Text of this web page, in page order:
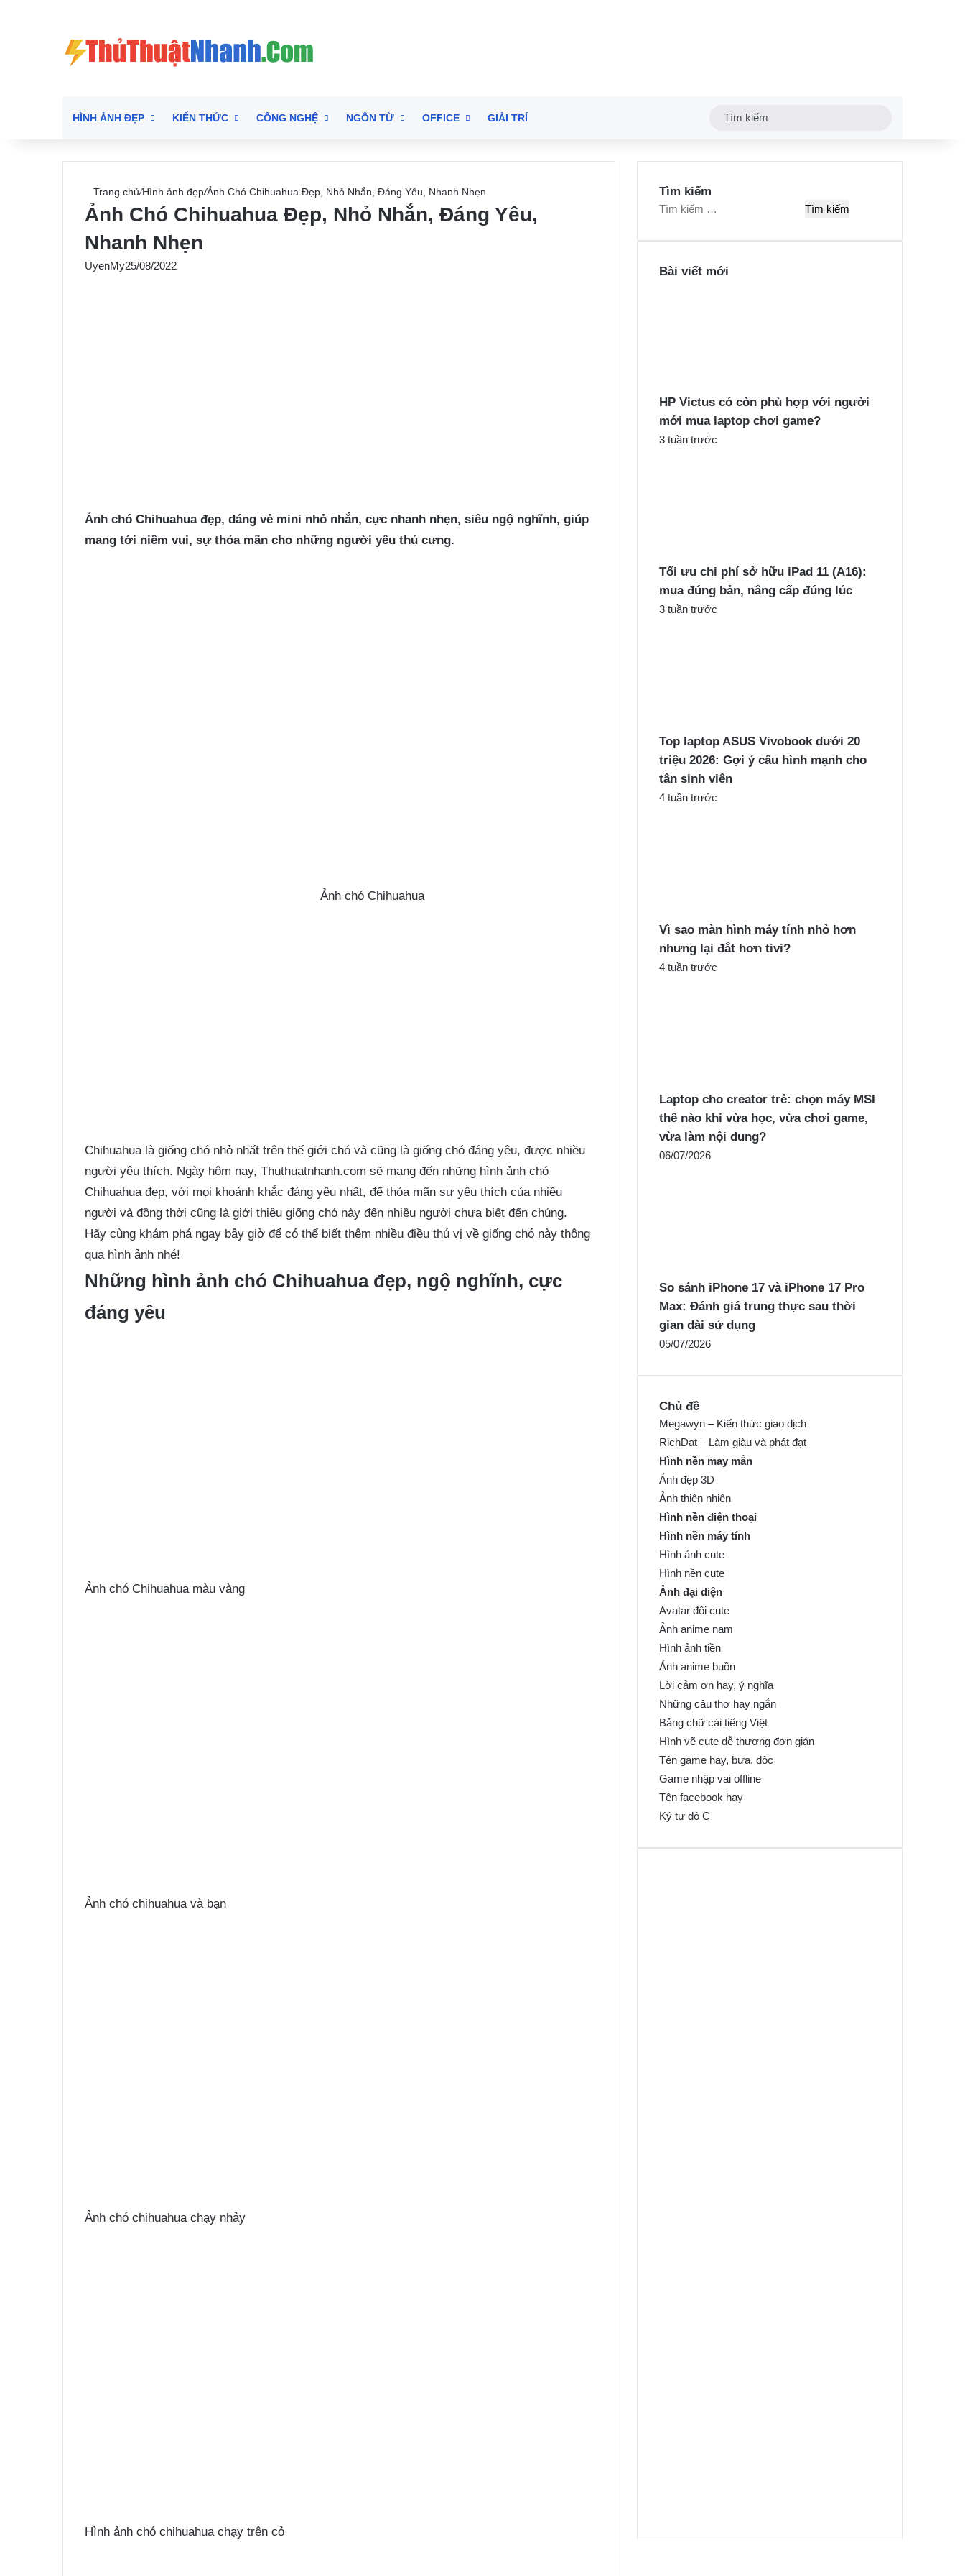
HÌNH ẢNH ĐẸP KIẾN THỨC CÔNG NGHỆ NGÔN TỪ OFFICE GIẢI TRÍ
Trang chủ/Hình ảnh đẹp/Ảnh Chó Chihuahua Đẹp, Nhỏ Nhắn, Đáng Yêu, Nhanh Nhẹn
Ảnh Chó Chihuahua Đẹp, Nhỏ Nhắn, Đáng Yêu,
Nhanh Nhẹn
UyenMy25/08/2022
Ảnh chó Chihuahuađẹp, dáng vẻ mini nhỏ nhắn, cực nhanh nhẹn, siêu ngộ nghĩnh, giúp
mang tới niềm vui, sự thỏa mãn cho những người yêu thú cưng.
Ảnh chó Chihuahua
Chihuahua là giống chó nhỏ nhất trên thế giới chó và cũng là giống chó đáng yêu, được nhiều
người yêu thích. Ngày hôm nay, Thuthuatnhanh.com sẽ mang đến những hình ảnh chó
Chihuahua đẹp, với mọi khoảnh khắc đáng yêu nhất, để thỏa mãn sự yêu thích của nhiều
người và đồng thời cũng là giới thiệu giống chó này đến nhiều người chưa biết đến chúng.
Hãy cùng khám phá ngay bây giờ để có thể biết thêm nhiều điều thú vị về giống chó này thông
qua hình ảnh nhé!
Những hình ảnh chó Chihuahua đẹp, ngộ nghĩnh, cực
đáng yêu
Ảnh chó Chihuahua màu vàng
Ảnh chó chihuahua và bạn
Ảnh chó chihuahua chạy nhảy
Hình ảnh chó chihuahua chạy trên cỏ
Tìm kiếm
T
k
:
Bài viết mới
HP Victus có còn phù hợp với người
mới mua laptop chơi game?
3 tuần trước
Tối ưu chi phí sở hữu iPad 11 (A16):
mua đúng bản, nâng cấp đúng lúc
3 tuần trước
Top laptop ASUS Vivobook dưới 20
triệu 2026: Gợi ý cấu hình mạnh cho
tân sinh viên
4 tuần trước
Vì sao màn hình máy tính nhỏ hơn
nhưng lại đắt hơn tivi?
4 tuần trước
Laptop cho creator trẻ: chọn máy MSI
thế nào khi vừa học, vừa chơi game,
vừa làm nội dung?
06/07/2026
So sánh iPhone 17 và iPhone 17 Pro
Max: Đánh giá trung thực sau thời
gian dài sử dụng
05/07/2026
Chủ đề
Megawyn – Kiến thức giao dịch
RichDat – Làm giàu và phát đạt
Hình nền may mắn
Ảnh đẹp 3D
Ảnh thiên nhiên
Hình nền điện thoại
Hình nền máy tính
Hình ảnh cute
Hình nền cute
Ảnh đại diện
Avatar đôi cute
Ảnh anime nam
Hình ảnh tiền
Ảnh anime buồn
Lời cảm ơn hay, ý nghĩa
Những câu thơ hay ngắn
Bảng chữ cái tiếng Việt
Hình vẽ cute dễ thương đơn giản
Tên game hay, bựa, độc
Game nhập vai offline
Tên facebook hay
Ký tự độ C